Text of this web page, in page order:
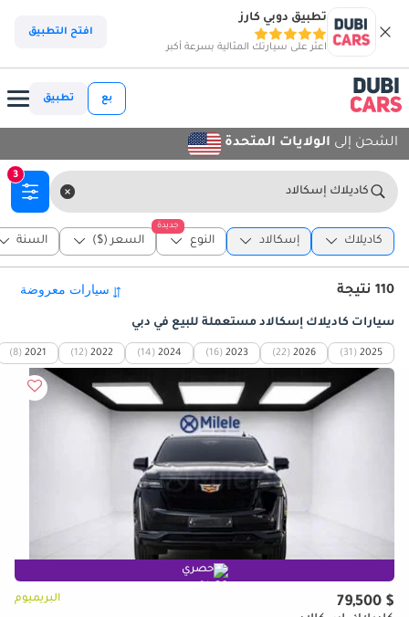
تطبيق دوبي كارز
اعثر على سيارتك المثالية بسرعة أكبر
افتح التطبيق
بع تطبيق
الشحن إلى الولايات المتحدة
كاديلاك إسكالاد
3
كاديلاك إسكالاد
جديدة
النوع السعر ($) السنة
110 نتيجة
سيارات كاديلاك إسكالاد مستعملة للبيع في دبي
2025
(31)
2026
(22)
2023
(16)
2024
(14)
2022
(12)
2021
(8)
حصري
$ 79,500 البريميوم